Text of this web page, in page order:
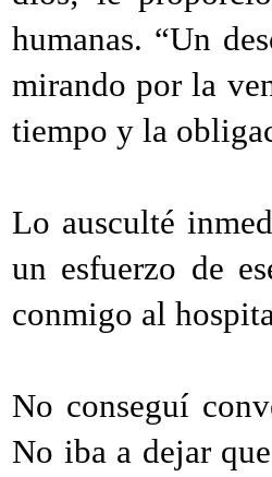
humanas. “Un
mirando por la
tiempo y la
Lo ausculté
un esfuerzo de
conmigo al
No conseguí
No iba a dejar